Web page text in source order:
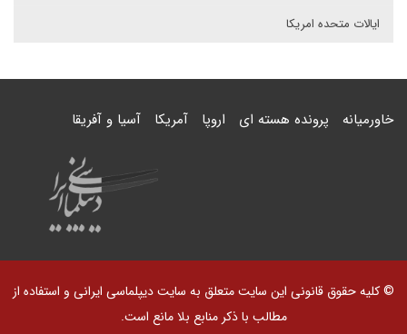
ایالات متحده امریکا
خاورمیانه پرونده هسته ای اروپا آمریکا آسیا و آفریقا
© کلیه حقوق قانونی این سایت متعلق به سایت دیپلماسی ایرانی و استفاده از
مطالب با ذکر منابع بلا مانع است.